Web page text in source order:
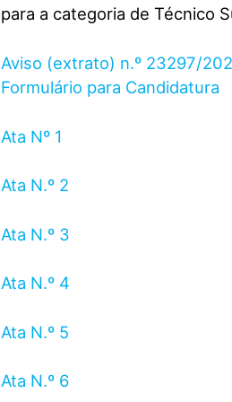
para a categoria de Técnico
Aviso (extrato) n.º 23297/
Formulário para Candidatura
Ata Nº 1
Ata N.º 2
Ata N.º 3
Ata N.º 4
Ata N.º 5
Ata N.º 6